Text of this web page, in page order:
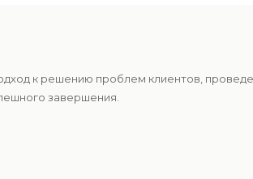
к решению проблем клиентов,
завершения.